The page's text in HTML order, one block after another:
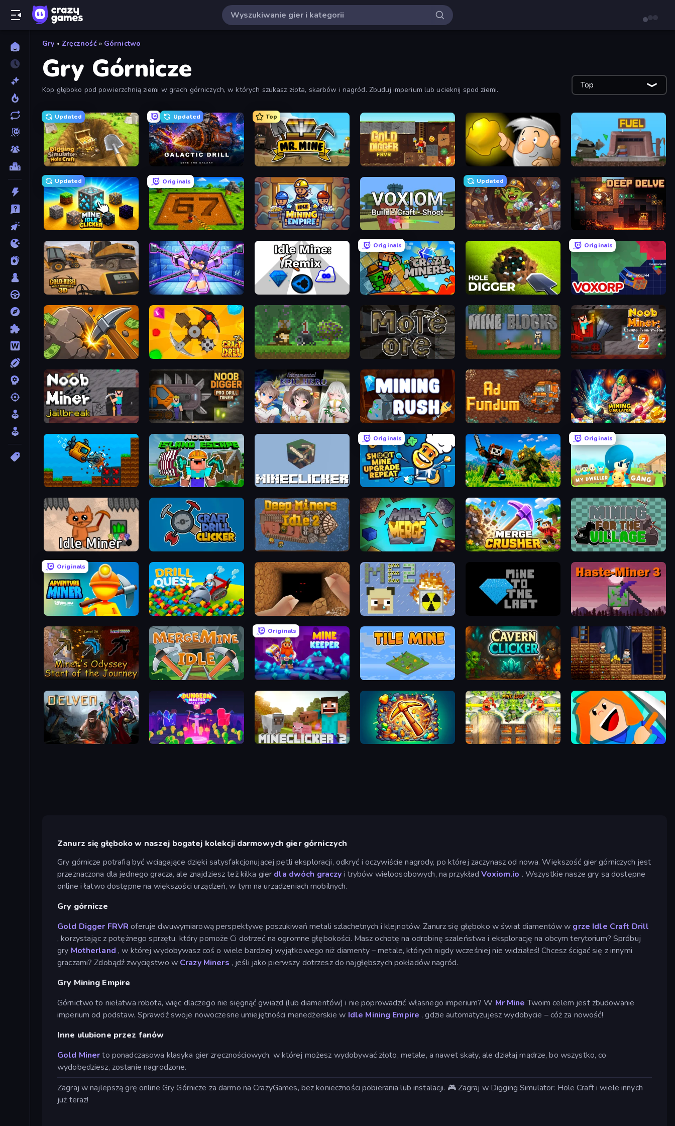
Gry » Zręczność » Górnictwo
Gry Górnicze
Kop głęboko pod powierzchnią ziemi w grach górniczych, w których szukasz złota, skarbów i nagród. Zbuduj imperium lub ucieknij spod ziemi. Top
Updated
Digging Simulator: Hole Craft
Updated
Galactic Drill
Top
Mr. Mine Gold Digger FRVR Gold Miner Motherload
Updated
Mine Idle Clicker
Originals
Obby: Dig Brainrots Idle Mining Empire Voxiom.io
Updated
Goblin Gold Rush Deep Delve
Gold Rush: Gold Simulator 3D Mini Mine Idle Mine: Remix
Originals
Crazy Miners Hole Digger
Originals
Voxorp
Mine Clicker Craft Drill Aground More Ore Mine Blocks Noob Miner 2: Escape From Prison
Noob Miner: Escape From Prison Noob Digger: Pro Drill Miner Incremental Epic Hero Mining Rush Ad Fundum Mining Simulator
Aqua Miner: Underwater Drilling Game Noob: Island Escape MineClicker
Originals
Shoot Mine Upgrade Repeat CraftSlayer: Apocalypse
Originals
My Dweller Gang
Idle Miner Craft Drill Clicker Deep Miners Idle 2 MineMerge Merge Crusher Mining for the Village
Originals
Adventure Miner Drill Quest Horror Nights Story MineEnergy2 Haste-Miner 3: Eternamine
Miner's Odyssey MergeMine Idle
Originals
Mine Keeper Tile Mine Cavern Clicker Miners' Adventure
Delven Dungeon Master - Cult & Craft MineClicker 2 Mine Merge Mania Mine Loop Minecube
Zanurz się głęboko w naszej bogatej kolekcji darmowych gier górniczych
Gry górnicze potrafią być wciągające dzięki satysfakcjonującej pętli eksploracji, odkryć i oczywiście nagrody, po której zaczynasz od nowa. Większość gier górniczych jest
przeznaczona dla jednego gracza, ale znajdziesz też kilka gier dla dwóch graczy i trybów wieloosobowych, na przykładVoxiom.io . Wszystkie nasze gry są dostępne
online i łatwo dostępne na większości urządzeń, w tym na urządzeniach mobilnych.
Gry górnicze
Gold Digger FRVR oferuje dwuwymiarową perspektywę poszukiwań metali szlachetnych i klejnotów. Zanurz się głęboko w świat diamentów w grze Idle Craft Drill
, korzystając z potężnego sprzętu, który pomoże Ci dotrzeć na ogromne głębokości. Masz ochotę na odrobinę szaleństwa i eksplorację na obcym terytorium? Spróbuj
gry Motherland , w której wydobywasz coś o wiele bardziej wyjątkowego niż diamenty – metale, których nigdy wcześniej nie widziałeś! Chcesz ścigać się z innymi
graczami? Zdobądź zwycięstwo w Crazy Miners , jeśli jako pierwszy dotrzesz do najgłębszych pokładów nagród.
Gry Mining Empire
Górnictwo to niełatwa robota, więc dlaczego nie sięgnąć gwiazd (lub diamentów) i nie poprowadzić własnego imperium? W Mr Mine Twoim celem jest zbudowanie
imperium od podstaw. Sprawdź swoje nowoczesne umiejętności menedżerskie w Idle Mining Empire , gdzie automatyzujesz wydobycie – cóż za nowość!
Inne ulubione przez fanów
Gold Minerto ponadczasowa klasyka gier zręcznościowych, w której możesz wydobywać złoto, metale, a nawet skały, ale działaj mądrze, bo wszystko, co
wydobędziesz, zostanie nagrodzone.
Zagraj w najlepszą grę online Gry Górnicze za darmo na CrazyGames, bez konieczności pobierania lub instalacji. 🎮 Zagraj w Digging Simulator: Hole Craft i wiele innych
już teraz!